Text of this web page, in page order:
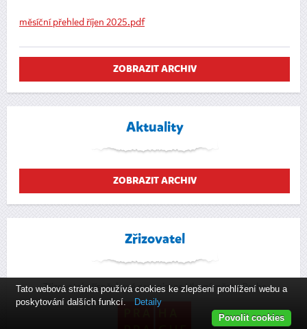
měsíční přehled říjen 2025.pdf
ZOBRAZIT ARCHIV
Aktuality
ZOBRAZIT ARCHIV
Zřizovatel
Zřizovatel příspěvkové organizace Hlavní město Praha
Tato webová stránka používá cookies ke zlepšení prohlížení webu a
poskytování dalších funkcí.
Detaily
Povolit cookies